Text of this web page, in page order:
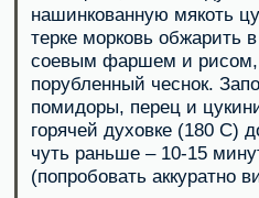
нашинкованную мякоть
терке морковь обжарить
соевым фаршем и рисом,
порубленный чеснок.
помидоры, перец и
горячей духовке (180 С)
чуть раньше – 10-15
(попробовать аккуратно